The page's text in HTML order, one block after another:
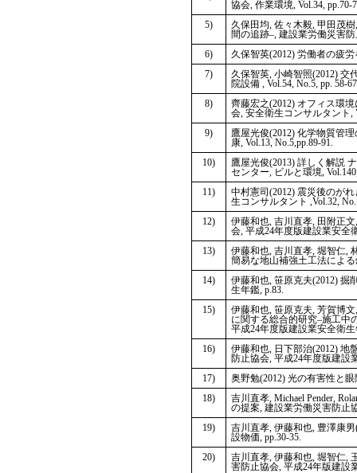
協会, 作業環境, Vol.34, pp.70-
5)
久保田均, 佐々木毅, 甲田茂
間の追跡–, 建設業労働災害
6)
久保智英(2012) 労働者の疲
7)
久保智英, 小崎智照(2012) 交
院設備 , Vol.54, No.5, pp. 58-
8)
齊藤宏之(2012) オフィス環
会, 安全衛生コンサルタント,
9)
鷹屋光俊(2012) 化学物質管
康, Vol.13, No.5,pp.89-91.
10)
鷹屋光俊(2013) 詳しく解説
センター, ビルと環境,
11)
中村憲司(2012) 震災後のが
生コンサルタント ,Vol.32,
12)
伊藤和也, 吉川直孝, 田附正
会, 平成24年度版建設業安全
13)
伊藤和也, 吉川直孝, 堀智仁,
簡易な地山補強土工法によ
14)
伊藤和也, 笹原克夫(2012) 掘
生年鑑, p.83.
15)
伊藤和也, 笹原克夫, 芳賀博
に関する総合的研究–施工中
平成24年度版建設業安全衛生
16)
伊藤和也, 日下部治(2012) 地
防止協会, 平成24年度版建設
17)
奥野勉(2012) 光の有害性と
18)
吉川直孝, Michael Pender,
の提案, 建設業労働災害防止
19)
吉川直孝, 伊藤和也, 豊澤康
設物価, pp.30-35.
20)
吉川直孝, 伊藤和也, 堀智仁,
害防止協会, 平成24年版建設